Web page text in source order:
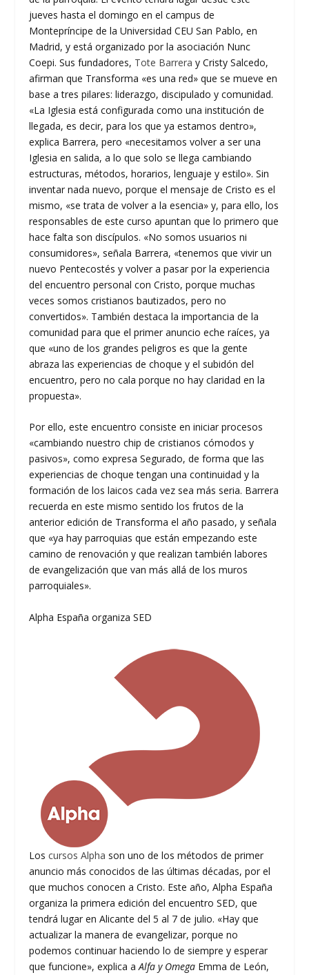
jueves hasta el domingo en el campus de
Montepríncipe de la Universidad CEU San Pablo, en
Madrid, y está organizado por la asociación Nunc
Coepi. Sus fundadores, Tote Barrera y Cristy Salcedo,
afirman que Transforma «es una red» que se mueve en
base a tres pilares: liderazgo, discipulado y comunidad.
«La Iglesia está configurada como una institución de
llegada, es decir, para los que ya estamos dentro»,
explica Barrera, pero «necesitamos volver a ser una
Iglesia en salida, a lo que solo se llega cambiando
estructuras, métodos, horarios, lenguaje y estilo». Sin
inventar nada nuevo, porque el mensaje de Cristo es el
mismo, «se trata de volver a la esencia» y, para ello, los
responsables de este curso apuntan que lo primero que
hace falta son discípulos. «No somos usuarios ni
consumidores», señala Barrera, «tenemos que vivir un
nuevo Pentecostés y volver a pasar por la experiencia
del encuentro personal con Cristo, porque muchas
veces somos cristianos bautizados, pero no
convertidos». También destaca la importancia de la
comunidad para que el primer anuncio eche raíces, ya
que «uno de los grandes peligros es que la gente
abraza las experiencias de choque y el subidón del
encuentro, pero no cala porque no hay claridad en la
propuesta».
Por ello, este encuentro consiste en iniciar procesos
«cambiando nuestro chip de cristianos cómodos y
pasivos», como expresa Segurado, de forma que las
experiencias de choque tengan una continuidad y la
formación de los laicos cada vez sea más seria. Barrera
recuerda en este mismo sentido los frutos de la
anterior edición de Transforma el año pasado, y señala
que «ya hay parroquias que están empezando este
camino de renovación y que realizan también labores
de evangelización que van más allá de los muros
parroquiales».
Alpha España organiza SED
Loscursos Alpha son uno de los métodos de primer
anuncio más conocidos de las últimas décadas, por el
que muchos conocen a Cristo. Este año, Alpha España
organiza la primera edición del encuentro SED, que
tendrá lugar en Alicante del 5 al 7 de julio. «Hay que
actualizar la manera de evangelizar, porque no
podemos continuar haciendo lo de siempre y esperar
que funcione», explica aAlfa y Omega Emma de León,